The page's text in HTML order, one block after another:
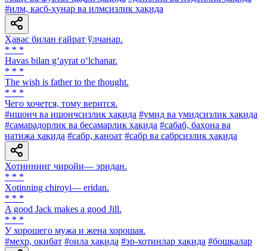
#илм, касб-ҳунар ва илмсизлик ҳақида
Ҳавас билан ғайрат ўлчанар.
* * *
Havas bilan g‘ayrat o‘lchanar.
* * *
The wish is father to the thought.
* * *
Чего хочется, тому верится.
#ишонч ва ишончсизлик ҳақида #умид ва умидсизлик ҳақида
#самарадорлик ва бесамарлик ҳақида #сабаб, баҳона ва
натижа ҳақида #сабр, қаноат #сабр ва сабрсизлик ҳақида
Хотиннинг чиройи— эридан.
* * *
Xotinning chiroyi— eridan.
* * *
A good Jack makes a good Jill.
* * *
У хорошего мужа и жена хорошая.
#меҳр, оқибат #оила ҳақида #эр-хотинлар ҳақида #бошқалар